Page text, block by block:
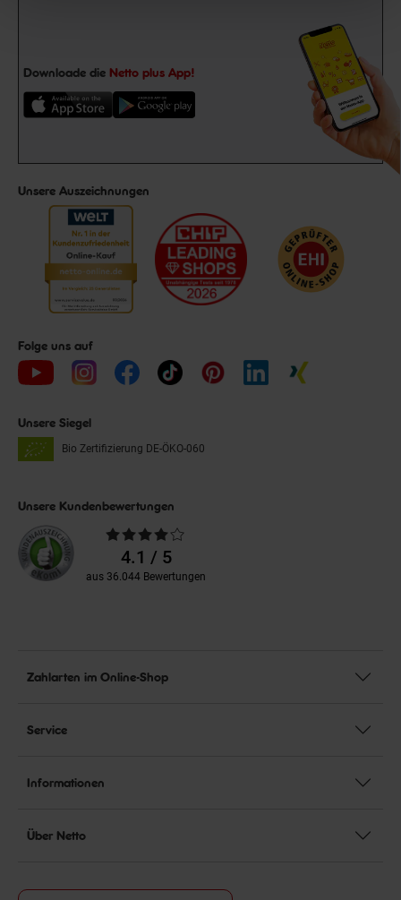
Downloade die Netto plus App!
Unsere Auszeichnungen
Folge uns auf
Unsere Siegel
Bio Zertifizierung DE-ÖKO-060
Unsere Kundenbewertungen
Durchschnittliche
Bewertungen4.1 / 5
aus 36.044 Bewertungen
Zahlarten im Online-Shop
Service
Informationen
Über Netto